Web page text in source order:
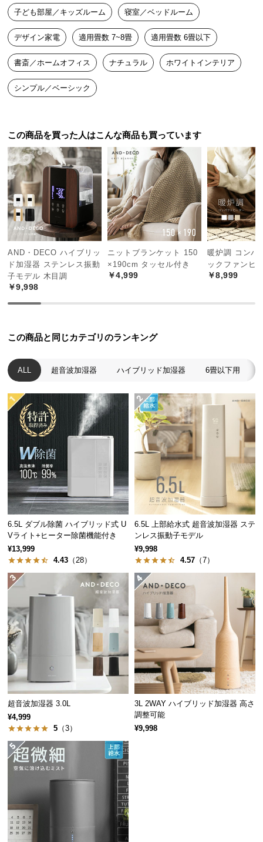
中
型
商
品
の
配
送
に
て
小
型
商
品
の
配
送
に
つ
い
て
梱
設
置
ー
ビ
ス
つ
い
て
搬
入
経
路
に
つ
い
返
品・
キ
ャ
ン
に
い
て
証
に
つ
子ども部屋／キッズルーム 寝室／ベッドルーム
デザイン家電 適用畳数 7~8畳 適用畳数 6畳以下
書斎／ホームオフィス ナチュラル ホワイトインテリア
シンプル／ベーシック
この商品を買った人はこんな商品も買っています
AND・DECO ハイブリッ
ド加湿器 ステンレス振動
子モデル 木目調
￥9,998
ニットブランケット 150
×190cm タッセル付き
￥4,999
暖炉調 コンパ
ックファンヒ
￥8,999
この商品と同じカテゴリのランキング
ALL 超音波加湿器 ハイブリッド加湿器 6畳以下用
6.5L ダブル除菌 ハイブリッド式 U
Vライト+ヒーター除菌機能付き
¥13,999
4.43 （28）
6.5L 上部給水式 超音波加湿器 ステ
ンレス振動子モデル
¥9,998
4.57 （7）
超音波加湿器 3.0L
¥4,999
5 （3）
3L 2WAY ハイブリッド加湿器 高さ
調整可能
¥9,998